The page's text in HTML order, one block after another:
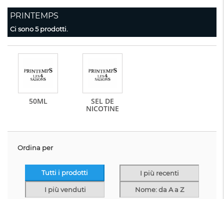
PRINTEMPS
Ci sono 5 prodotti.
50ML SEL DE
NICOTINE
Ordina per
Tutti i prodotti I più recenti
I più venduti Nome: da A a Z